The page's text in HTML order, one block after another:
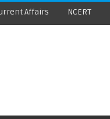
Affairs NCERT